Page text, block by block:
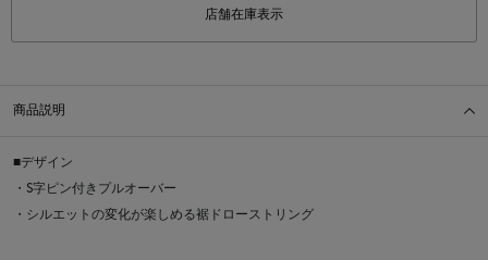
店舗在庫表示
商品説明
■デザイン
・S字ピン付きプルオーバー
・シルエットの変化が楽しめる裾ドローストリング